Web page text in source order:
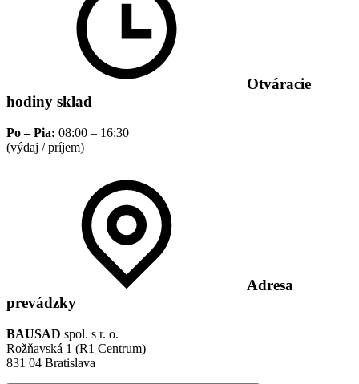
Otváracie
hodiny sklad
Po – Pia: 08:00 – 16:30
(výdaj / príjem)
Adresa
prevádzky
BAUSAD spol. s r. o.
Rožňavská 1 (R1 Centrum)
831 04 Bratislava